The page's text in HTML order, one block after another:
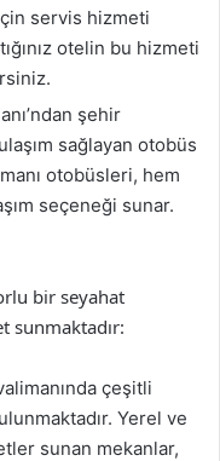
servis hizmeti
otelin bu hizmeti
şehir
sağlayan otobüs
otobüsleri, hem
seçeneği sunar.
bir seyahat
sunmaktadır:
çeşitli
Yerel ve
sunan mekanlar,